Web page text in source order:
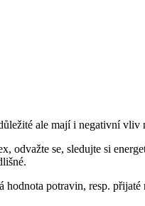
ale mají i negativní vliv
odvažte se, sledujte si
potravin, resp.